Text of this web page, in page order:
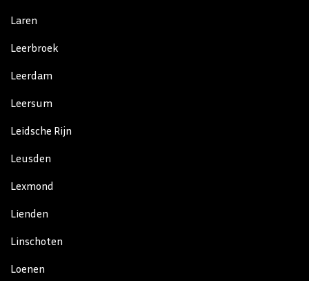
Laren
Leerbroek
Leerdam
Leersum
Leidsche Rijn
Leusden
Lexmond
Lienden
Linschoten
Loenen